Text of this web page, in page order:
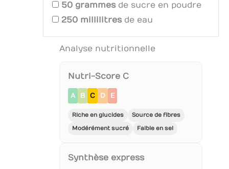
50 grammesde sucre en poudre
250 millilitresde eau
Analyse nutritionnelle
Nutri-Score C
A B C D E
Riche en glucides
Source de fibres
Modérément sucré
Faible en sel
Synthèse express